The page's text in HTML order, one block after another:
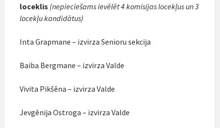
loceklis (nepieciešams ievēlēt 4 komisijas locekļus un 3
locekļu kandidātus)
Inta Grapmane – izvirza Senioru sekcija
Baiba Bergmane – izvirza Valde
Vivita Pikšēna – izvirza Valde
Jevgēnija Ostroga – izvirza Valde